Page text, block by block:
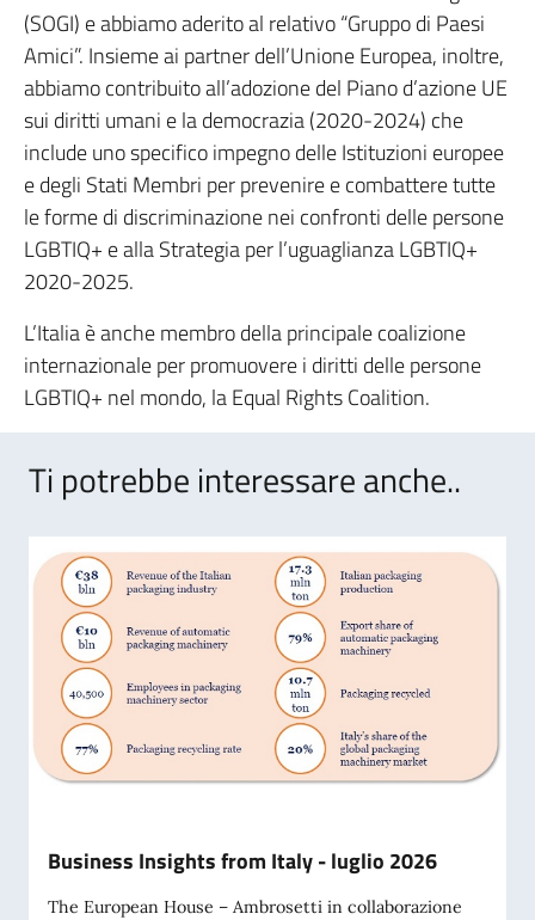
(SOGI) e abbiamo aderito al relativo “Gruppo di Paesi
Amici”. Insieme ai partner dell’Unione Europea, inoltre,
abbiamo contribuito all’adozione del Piano d’azione UE
sui diritti umani e la democrazia (2020-2024) che
include uno specifico impegno delle Istituzioni europee
e degli Stati Membri per prevenire e combattere tutte
le forme di discriminazione nei confronti delle persone
LGBTIQ+ e alla Strategia per l’uguaglianza LGBTIQ+
2020-2025.
L’Italia è anche membro della principale coalizione
internazionale per promuovere i diritti delle persone
LGBTIQ+ nel mondo, la Equal Rights Coalition.
Ti potrebbe interessare anche..
Business Insights from Italy - luglio 2026
The European House – Ambrosetti in collaborazione